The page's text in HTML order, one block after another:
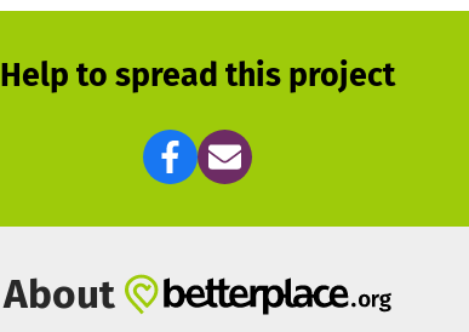
Help to spread this project
About